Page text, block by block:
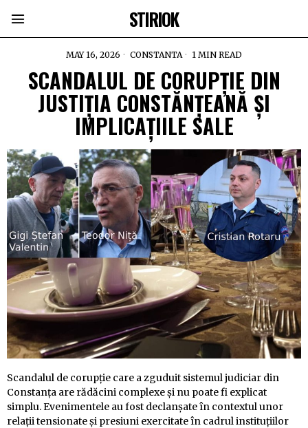
STIRIOK
MAY 16, 2026 CONSTANTA 1 MIN READ
SCANDALUL DE CORUPȚIE DIN
JUSTIȚIA CONSTĂNȚEANĂ ȘI
IMPLICAȚIILE SALE
Scandalul de corupție care a zguduit sistemul judiciar din
Constanța are rădăcini complexe și nu poate fi explicat
simplu. Evenimentele au fost declanșate în contextul unor
relații tensionate și presiuni exercitate în cadrul instituțiilor